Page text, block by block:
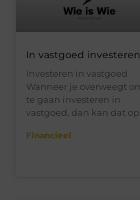
In vastgoed investeren
Investeren in vastgoed
Wanneer je overweegt
te gaan investeren in
vastgoed, dan kan dat op
Financieel